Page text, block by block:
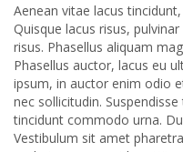
Aenean vitae lacus
Quisque lacus risus,
risus. Phasellus aliquam
Phasellus auctor, lacus eu
ipsum, in auctor enim odio
nec sollicitudin.
tincidunt commodo urna.
Vestibulum sit amet